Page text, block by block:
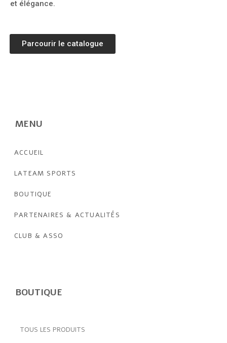
et élégance.
Parcourir le catalogue
MENU
ACCUEIL
LATEAM SPORTS
BOUTIQUE
PARTENAIRES & ACTUALITÉS
CLUB & ASSO
BOUTIQUE
TOUS LES PRODUITS